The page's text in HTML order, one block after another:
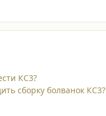
КС3?
сборку болванок КС3?